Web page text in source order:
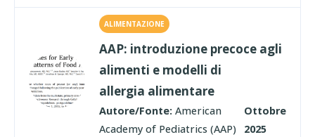
ALIMENTAZIONE
AAP: introduzione precoce agli
alimenti e modelli di
allergia alimentare
Autore/Fonte: American
Academy of Pediatrics (AAP)
Ottobre
2025